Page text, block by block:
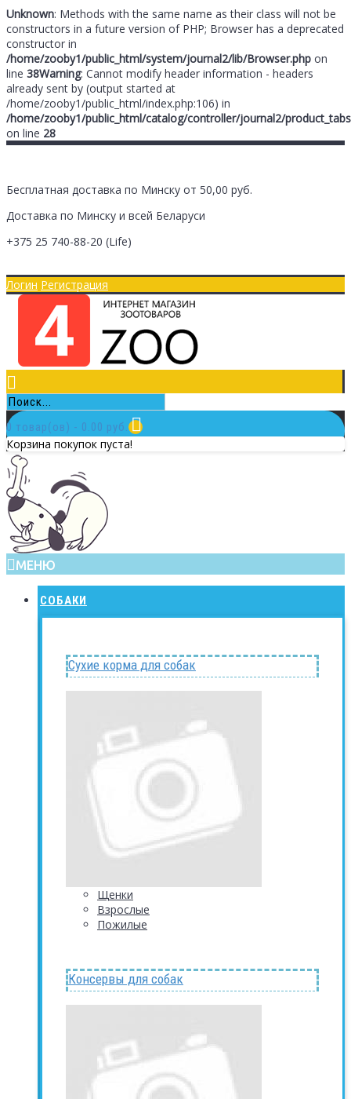
Unknown: Methods with the same name as their class will not be
constructors in a future version of PHP; Browser has a deprecated
constructor in
/home/zooby1/public_html/system/journal2/lib/Browser.php on
line 38Warning: Cannot modify header information - headers
already sent by (output started at
/home/zooby1/public_html/index.php:106) in
/home/zooby1/public_html/catalog/controller/journal2/
on line 28
Бесплатная доставка по Минску от 50,00 руб.
Доставка по Минску и всей Беларуси
+375 25 740-88-20 (Life)
Логин Регистрация
0 товар(ов) - 0.00 руб.
Корзина покупок пуста!
МЕНЮ
СОБАКИ
Сухие корма для собак
Щенки
Взрослые
Пожилые
Консервы для собак